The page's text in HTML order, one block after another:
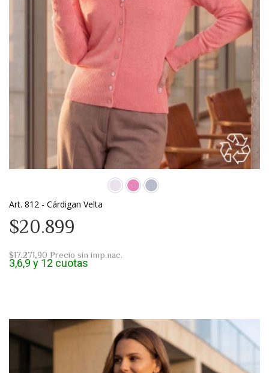
Art. 812 - Cárdigan Velta
$20.899
$17.271,90 Precio sin imp.nac.
3,6,9 y 12 cuotas